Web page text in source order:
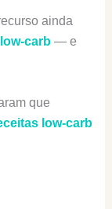
ainda
carb— e
que
low-carb